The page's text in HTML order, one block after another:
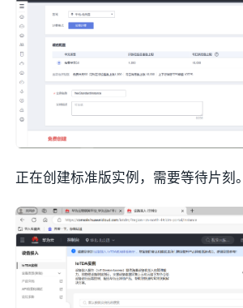
正在创建标准版实例，需要等待片刻。